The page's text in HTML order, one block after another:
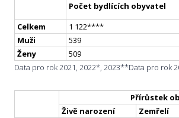
Počet bydlících obyvatel
Celkem
1 122****
Muži
539
Ženy
509
Data pro rok 2021, 2022*, 2023**Data pro rok
Přírůstek
Živě narození Zemřelí